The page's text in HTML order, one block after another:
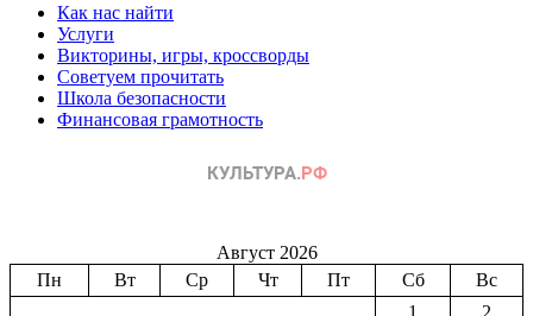
Как нас найти
Услуги
Викторины, игры, кроссворды
Советуем прочитать
Школа безопасности
Финансовая грамотность
Август 2026
Пн
Вт Ср Чт Пт Сб
Вс
1
2